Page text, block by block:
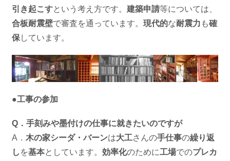
引き起こすという考え方です。 建築申請等については、
合板耐震壁で審査を通っています。 現代的な耐震力 も確
保しています。
●工事の参加
Q．手刻みや墨付けの仕事に就きたいのですが
A． 木の家シーダ・バーンは大工さんの手仕事の繰り返
し を基本としています。 効率化のために工場でのプレカ